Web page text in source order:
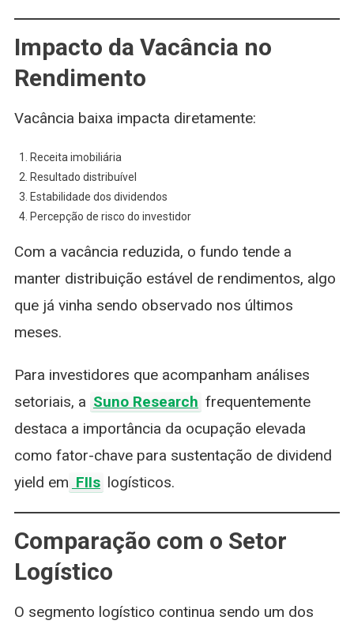
Impacto da Vacância no
Rendimento
Vacância baixa impacta diretamente:
Receita imobiliária
Resultado distribuível
Estabilidade dos dividendos
Percepção de risco do investidor
Com a vacância reduzida, o fundo tende a
manter distribuição estável de rendimentos, algo
que já vinha sendo observado nos últimos
meses.
Para investidores que acompanham análises
setoriais, a Suno Research frequentemente
destaca a importância da ocupação elevada
como fator-chave para sustentação de dividend
yield em FIIs logísticos.
Comparação com o Setor
Logístico
O segmento logístico continua sendo um dos